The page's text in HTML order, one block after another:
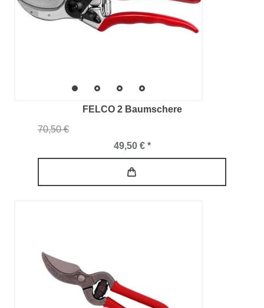
FELCO 2 Baumschere
70,50 €
49,50 € *